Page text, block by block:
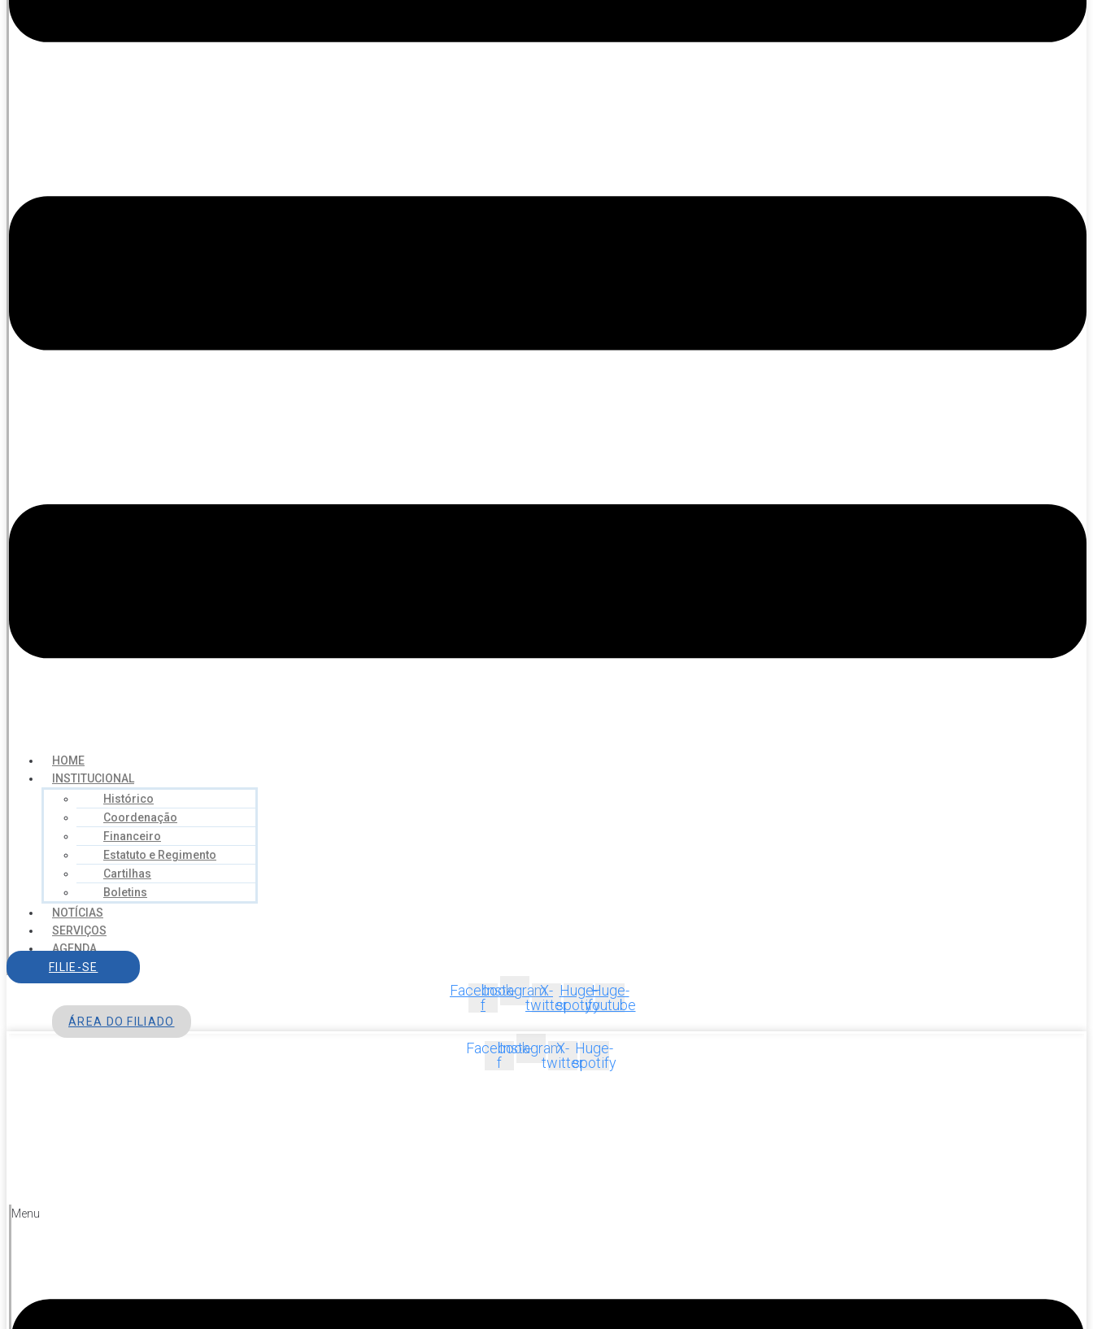
HOME
INSTITUCIONAL
Histórico
Coordenação
Financeiro
Estatuto e Regimento
Cartilhas
Boletins
NOTÍCIAS
SERVIÇOS
AGENDA
CONTATO
FILIE-SE
Facebook-
f
InstagramX-
twitter
Huge-
spotify
Huge-
youtube
ÁREA DO FILIADO
Facebook-
f
InstagramX-
twitter
Huge-
spotify
Menu